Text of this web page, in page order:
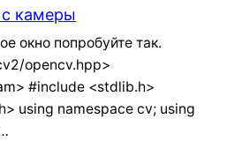
с камеры
окно попробуйте так.
opencv.hpp>
#include <stdlib.h>
using namespace cv; using